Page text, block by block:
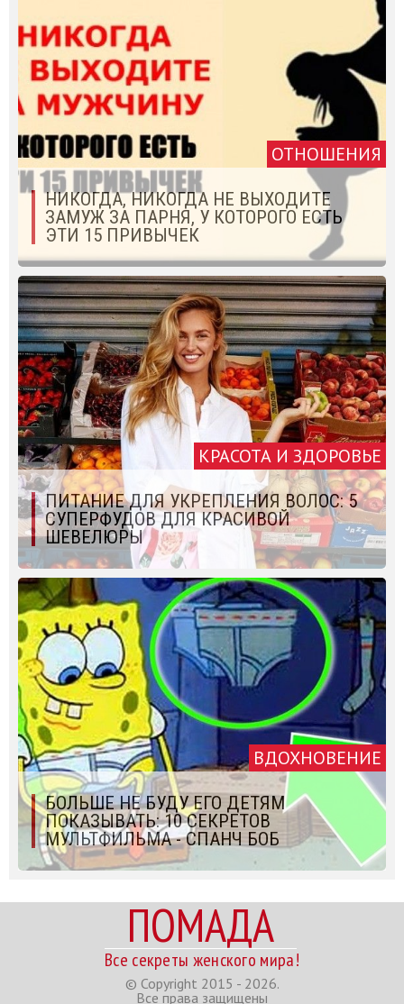
ОТНОШЕНИЯ
НИКОГДА, НИКОГДА НЕ ВЫХОДИТЕ
ЗАМУЖ ЗА ПАРНЯ, У КОТОРОГО ЕСТЬ
ЭТИ 15 ПРИВЫЧЕК
КРАСОТА И ЗДОРОВЬЕ
ПИТАНИЕ ДЛЯ УКРЕПЛЕНИЯ ВОЛОС: 5
СУПЕРФУДОВ ДЛЯ КРАСИВОЙ
ШЕВЕЛЮРЫ
ВДОХНОВЕНИЕ
БОЛЬШЕ НЕ БУДУ ЕГО ДЕТЯМ
ПОКАЗЫВАТЬ: 10 СЕКРЕТОВ
МУЛЬТФИЛЬМА - СПАНЧ БОБ
ПОМАДА
Все секреты женского мира!
© Copyright 2015 - 2026.
Все права защищены